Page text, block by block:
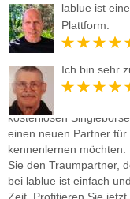
lablue ist
Plattform.
Ich bin sehr
Singlebörse
Seit 2002 sorgen wir
Schweiz für mehr
kostenlosen
einen neuen Partner
kennenlernen möchten.
Sie den Traumpartner,
bei lablue ist einfach